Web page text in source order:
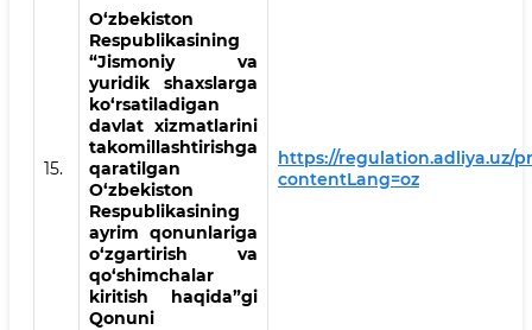
15.
O‘zbekiston
Respublikasining
“Jismoniy va
yuridik shaxslarga
ko‘rsatiladigan
davlat xizmatlarini
takomillashtirishga
qaratilgan
O‘zbekiston
Respublikasining
ayrim qonunlariga
o‘zgartirish va
qo‘shimchalar
kiritish haqida”gi
Qonuni
https://regulation.adliya.uz/
contentLang=oz